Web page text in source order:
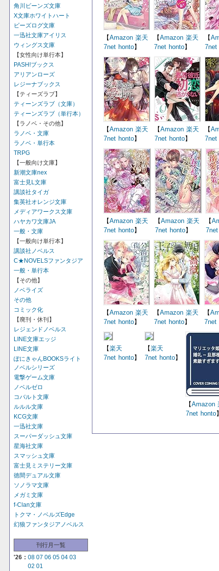
角川ビーンズ文庫
X文庫ホワイトハート
ビーズログ文庫
一迅社文庫アイリス
ウィングス文庫
【女性向け単行本】
PASH!ブックス
アリアンローズ
レジーナブックス
【ティーズラブ】
ティーンズラブ（文庫）
ティーンズラブ（単行本）
【ラノベ・その他】
ラノベ・文庫
ラノベ・単行本
TRPG
【一般向け文庫】
新潮文庫nex
富士見L文庫
講談社タイガ
集英社オレンジ文庫
メディアワークス文庫
ハヤカワ文庫JA
一般・文庫
【一般向け単行本】
講談社ノベルス
C★NOVELSファンタジア
一般・単行本
【その他】
ノベライズ
その他
コミック化
【廃刊・休刊】
レジェンドノベルス
LINE文庫エッジ
LINE文庫
ぽにきゃんBOOKSライト
ノベルシリーズ
電撃ゲーム文庫
ノベルゼロ
コバルト文庫
ルルル文庫
KCG文庫
一迅社文庫
スーパーダッシュ文庫
星海社文庫
スマッシュ文庫
富士見ミステリー文庫
徳間デュアル文庫
ソノラマ文庫
メガミ文庫
f-Clan文庫
トクマ・ノベルズEdge
幻狼ファンタジアノベルス
刊行月一覧
'26： 08 07 06 05 04 03
02 01
【Amazon 楽天
7net honto】
【Amazon 楽天
7net honto】
【
7net
【Amazon 楽天
7net honto】
【Amazon 楽天
7net honto】
【
7net
【Amazon 楽天
7net honto】
【Amazon 楽天
7net honto】
【
7net
【Amazon 楽天
7net honto】
【Amazon 楽天
7net honto】
【
7net
【楽天
7net honto】
【楽天
7net honto】
【Amazon
7net honto